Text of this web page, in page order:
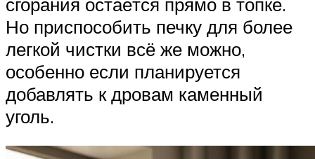
сгорания остаётся прямо в топке.
Но приспособить печку для более
легкой чистки всё же можно,
особенно если планируется
добавлять к дровам каменный
уголь.